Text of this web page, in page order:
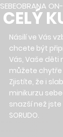
SEBEOBRANA
CELÝ
Násilí ve Vás
chcete být
Vás, Vaše děti
můžete
Zjistíte, že i
minikurzu
snazší než
SORUDO.